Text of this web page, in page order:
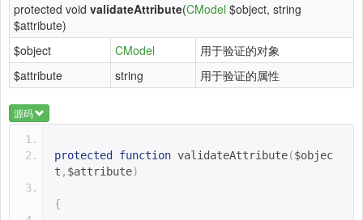
protected void validateAttribute(CModel $object, string
$attribute)
$object
CModel
用于验证的对象
$attribute
string 用于验证的属性
源码
protected function validateAttribute($objec
t , $attribute)
{